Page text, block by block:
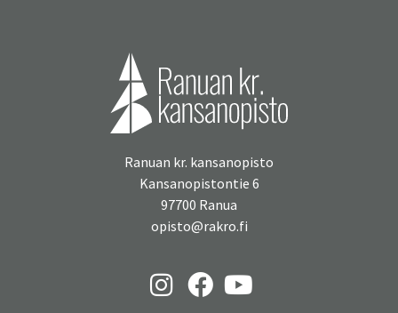
Ranuan kr. kansanopisto
Kansanopistontie 6
97700 Ranua
opisto@rakro.fi